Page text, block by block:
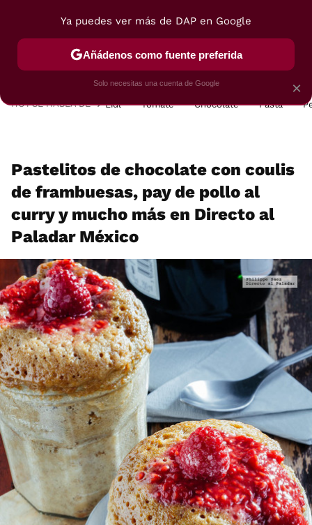
POSTRES VIAJES SELECCIÓN VEGUI
HOY SE HABLA DE Lidl Tomate Chocolate Pasta
Pastelitos de chocolate con coulis
de frambuesas, pay de pollo al
curry y mucho más en Directo al
Paladar México
×
Ya puedes ver más de DAP en Google
Añádenos como fuente preferida
Solo necesitas una cuenta de Google